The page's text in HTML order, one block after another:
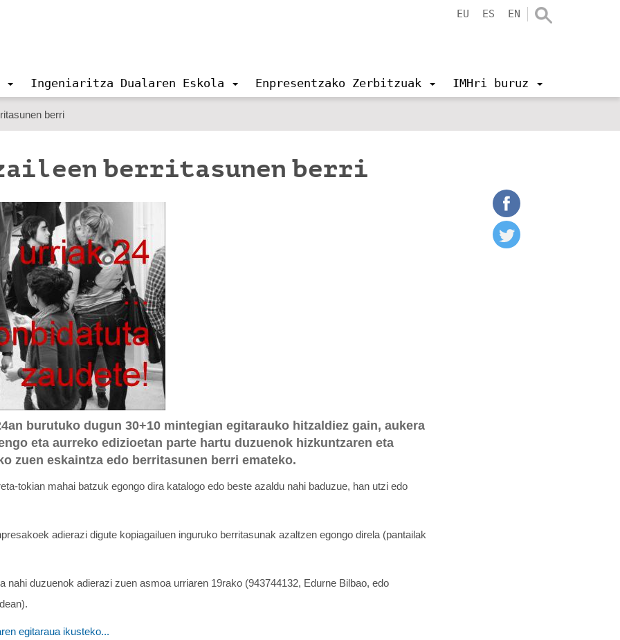
EU ES EN
Ingeniaritza Dualaren Eskola Enpresentzako Zerbitzuak IMHri buruz
berri
berritasunen berri
burutuko dugun 30+10 mintegian egitarauko hitzaldiez gain, aukera
eta aurreko edizioetan parte hartu duzuenok hizkuntzaren eta
zuen eskaintza edo berritasunen berri emateko.
tokian mahai batzuk egongo dira katalogo edo beste azaldu nahi baduzue, han utzi edo
adierazi digute kopiagailuen inguruko berritasunak azaltzen egongo direla (pantailak
nahi duzuenok adierazi zuen asmoa urriaren 19rako (943744132, Edurne Bilbao, edo
egitaraua ikusteko...